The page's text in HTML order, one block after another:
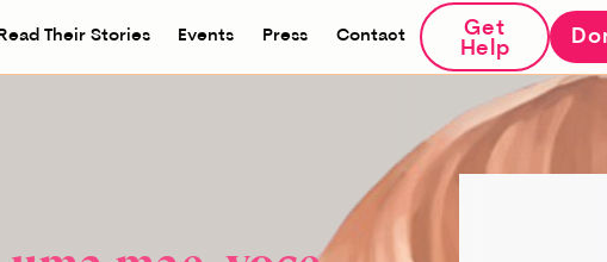
Their Stories Events Press Contact
Get
Help